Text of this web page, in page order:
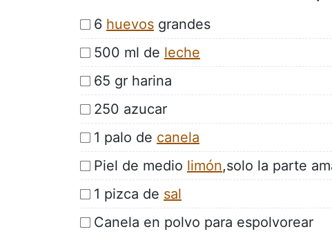
6 huevos grandes
500 ml de leche
65 gr harina
250 azucar
1 palo de canela
Piel de medio limón,solo la parte
1 pizca de sal
Canela en polvo para espolvorear